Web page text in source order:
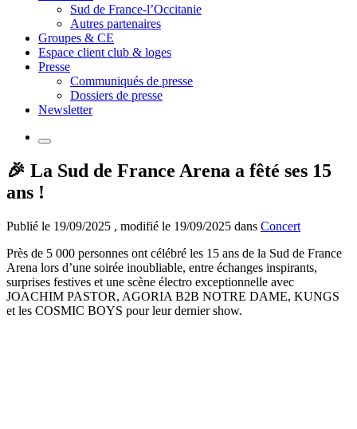
Sud de France-l’Occitanie
Autres partenaires
Groupes & CE
Espace client club & loges
Presse
Communiqués de presse
Dossiers de presse
Newsletter
🎉 La Sud de France Arena a fêté ses 15
ans !
Publié le 19/09/2025 , modifié le 19/09/2025 dans Concert
Près de 5 000 personnes ont célébré les 15 ans de la Sud de France
Arena lors d’une soirée inoubliable, entre échanges inspirants,
surprises festives et une scène électro exceptionnelle avec
JOACHIM PASTOR, AGORIA B2B NOTRE DAME, KUNGS
et les COSMIC BOYS pour leur dernier show.